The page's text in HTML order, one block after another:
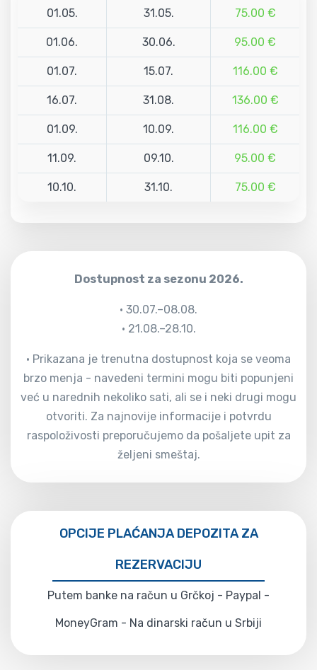
01.05. 31.05. 75.00 €
01.06. 30.06. 95.00 €
01.07. 15.07. 116.00 €
16.07. 31.08. 136.00 €
01.09. 10.09. 116.00 €
11.09. 09.10. 95.00 €
10.10. 31.10. 75.00 €
Dostupnost za sezonu 2026.
• 30.07.–08.08.
• 21.08.–28.10.
• Prikazana je trenutna dostupnost koja se veoma
brzo menja - navedeni termini mogu biti popunjeni
već u narednih nekoliko sati, ali se i neki drugi mogu
otvoriti. Za najnovije informacije i potvrdu
raspoloživosti preporučujemo da pošaljete upit za
željeni smeštaj.
OPCIJE PLAĆANJA DEPOZITA ZA
REZERVACIJU
Putem banke na račun u Grčkoj - Paypal -
MoneyGram - Na dinarski račun u Srbiji